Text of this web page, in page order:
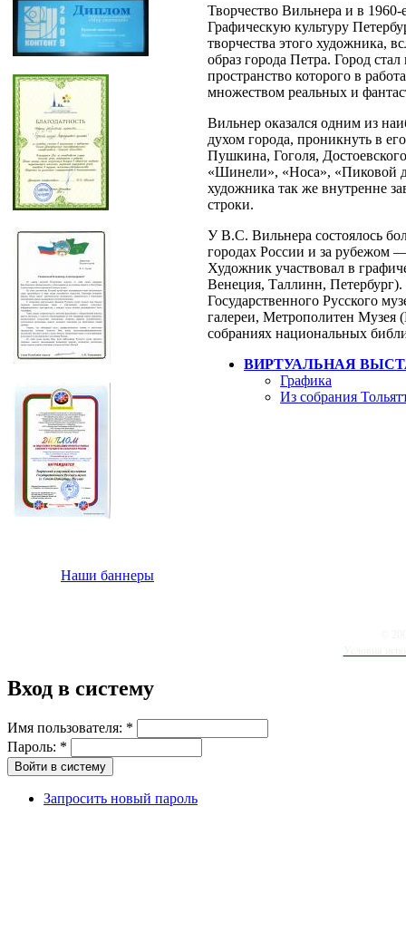
Наши баннеры
Творчество Вильнера и в 1960-
Графическую культуру
творчества этого художника,
образ города Петра. Город
пространство которого в
множеством реальных и
Вильнер оказался одним из
духом города, проникнуть в
Пушкина, Гоголя,
«Шинели», «Носа», «Пиковой
художника так же внутренне
строки.
У В.С. Вильнера состоялось
городах России и за
Художник участвовал в
Венеция, Таллинн,
Государственного Русского
галереи, Метрополитен
собраниях национальных
ВИРТУАЛЬНАЯ
Графика
Из собрания
Вход в систему
Имя пользователя: *
Пароль: *
Запросить новый пароль